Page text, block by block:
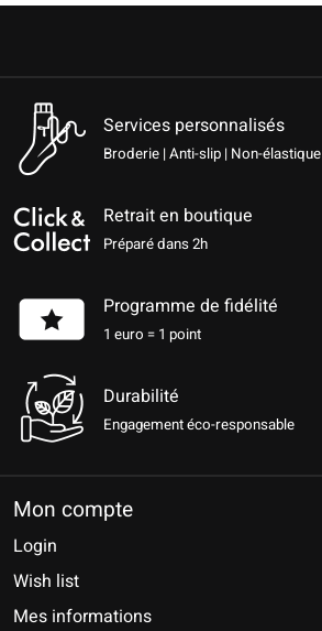
Services personnalisés
Broderie | Anti-slip | Non-élastique
Retrait en boutique
Préparé dans 2h
Programme de fidélité
1 euro = 1 point
Durabilité
Engagement éco-responsable
Mon compte
Login
Wish list
Mes informations